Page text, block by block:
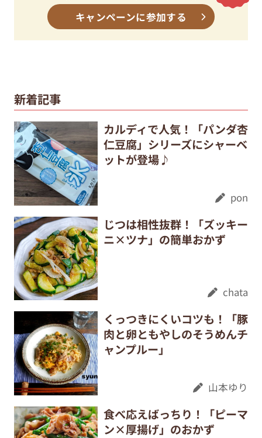
キャンペーンに参加する
新着記事
カルディで人気！「パンダ杏
仁豆腐」シリーズにシャーベ
ットが登場♪
pon
じつは相性抜群！「ズッキー
ニ×ツナ」の簡単おかず
chata
くっつきにくいコツも！「豚
肉と卵ともやしのそうめんチ
ャンプルー」
山本ゆり
食べ応えばっちり！「ピーマ
ン×厚揚げ」のおかず